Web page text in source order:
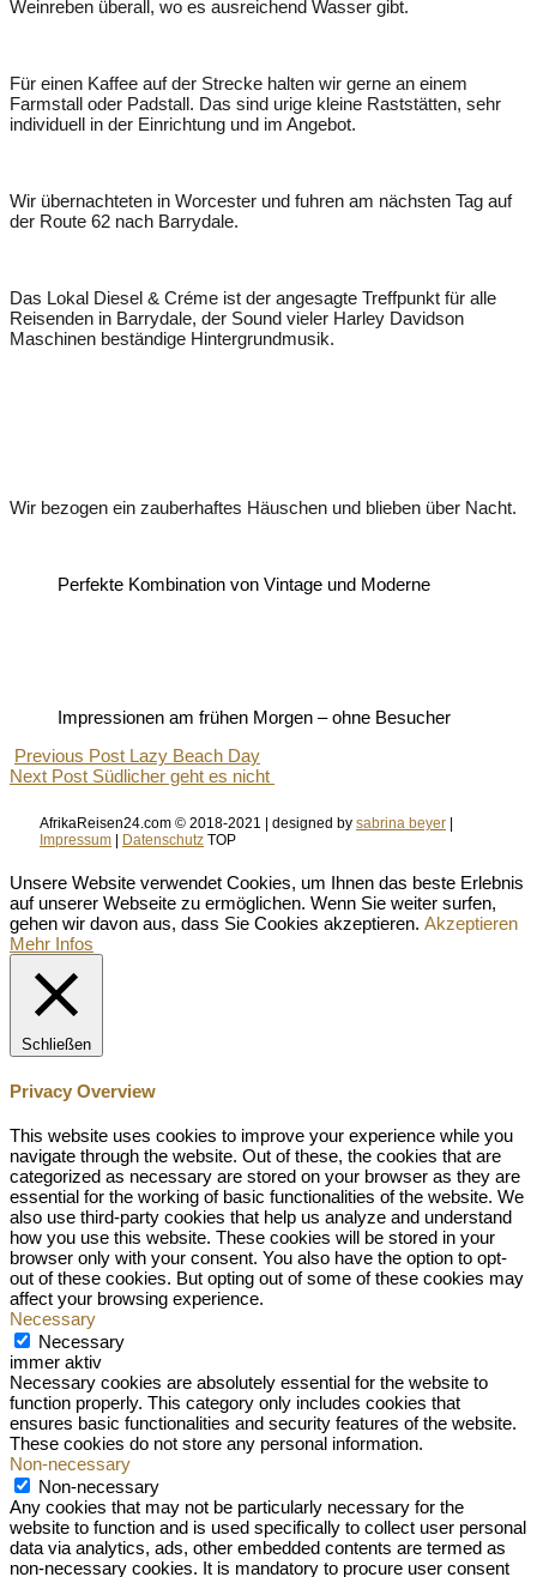
Weinreben überall, wo es ausreichend Wasser gibt.
Für einen Kaffee auf der Strecke halten wir gerne an einem
Farmstall oder Padstall. Das sind urige kleine Raststätten, sehr
individuell in der Einrichtung und im Angebot.
Wir übernachteten in Worcester und fuhren am nächsten Tag auf
der Route 62 nach Barrydale.
Das Lokal Diesel & Créme ist der angesagte Treffpunkt für alle
Reisenden in Barrydale, der Sound vieler Harley Davidson
Maschinen beständige Hintergrundmusik.
Wir bezogen ein zauberhaftes Häuschen und blieben über Nacht.
Perfekte Kombination von Vintage und Moderne
Impressionen am frühen Morgen – ohne Besucher
Previous Post Lazy Beach Day
Next Post Südlicher geht es nicht
AfrikaReisen24.com © 2018-2021 | designed by sabrina beyer |
Impressum | Datenschutz TOP
Unsere Website verwendet Cookies, um Ihnen das beste Erlebnis
auf unserer Webseite zu ermöglichen. Wenn Sie weiter surfen,
gehen wir davon aus, dass Sie Cookies akzeptieren. Akzeptieren
Mehr Infos
Schließen
Privacy Overview
This website uses cookies to improve your experience while you
navigate through the website. Out of these, the cookies that are
categorized as necessary are stored on your browser as they are
essential for the working of basic functionalities of the website. We
also use third-party cookies that help us analyze and understand
how you use this website. These cookies will be stored in your
browser only with your consent. You also have the option to opt-
out of these cookies. But opting out of some of these cookies may
affect your browsing experience.
Necessary
Necessary
immer aktiv
Necessary cookies are absolutely essential for the website to
function properly. This category only includes cookies that
ensures basic functionalities and security features of the website.
These cookies do not store any personal information.
Non-necessary
Non-necessary
Any cookies that may not be particularly necessary for the
website to function and is used specifically to collect user personal
data via analytics, ads, other embedded contents are termed as
non-necessary cookies. It is mandatory to procure user consent